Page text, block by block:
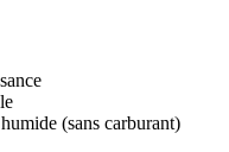
(sans carburant)